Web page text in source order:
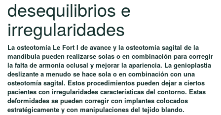
desequilibrios e
irregularidades
La osteotomía Le Fort I de avance y la osteotomía sagital de la
mandíbula pueden realizarse solas o en combinación para corregir
la falta de armonía oclusal y mejorar la apariencia. La genioplastia
deslizante a menudo se hace sola o en combinación con una
osteotomía sagital. Estos procedimientos pueden dejar a ciertos
pacientes con irregularidades características del contorno. Estas
deformidades se pueden corregir con implantes colocados
estratégicamente y con manipulaciones del tejido blando.